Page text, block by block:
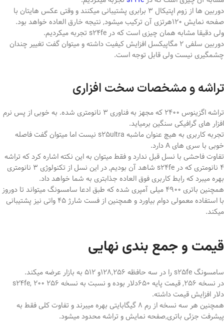
دوربین ها از زوم اپتیکال 3 برابری پشتیبانی میکنند و وقتی عکس هایتان با
صفحه نمایش 120هرتزی آن ترکیب میشود, نتیجه خارق العاده خواهد بود.
ولی دقیقا مشابه همان چیزی است که در s24fe تجربه میکردیم.
دوربین سلفی 2 مگاپیکسل افزایش کیفیت داشته و میتوان گفت تغییر چندان
چشمگیری نیست ولی قابل توجه است.
تراشه و مشخصات سخت افزاری
تراشه اگزینوس 2400 که مجهز به فناوری 3 نانومتری شده. به خوبی از پس نرم
افزار های گرافیکی سنگین برمیاید.
تجربه کاربری به هیچ عنوان ماشبه s25ultra نیست اما میتوان گفت فاصله
خوبی با سری های A دارد.
تفاوت فاحشی با نسل قبل ندارد و فقط میتوان به این نکته اشاره کرد که تراشه
4 نانومتری که در s24fe شاهد آن بودیم, در این نسل از تکنولوژی 3 نانومتری
بهره میبرد که رابط کاربری فوق العاده جذابتری به شما خواهد داد.
همچنین باتری 4900 میلی آمپری شده که طبق ادعا سامسونگ میتواند تا دوروز
با استفاده معمولی دوام بیاورد و همچنین از فست شارژ 45 واتی نیز پشتیبانی
میکند.
قیمت و جمع بندی نهایی
سامسونگ s25fe را در سه حافظه 128,256و 512 به بازار عرضه میکند.
در نسخه 256, قیمت پایه 650دلار بوده و نسبت به نسخه 256 s24fe, 200
دلار افزایش قیمت داشته.
همچنین هر سه نسخه از رم 8 گیگابایتی بهره میبرند و تفاوت کلی فقط به
پیشرفت جزئی باتری,صفحه نمایش و تراشه محدود میشود.